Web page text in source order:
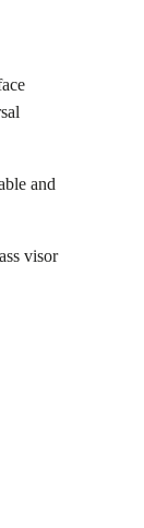
and
visor